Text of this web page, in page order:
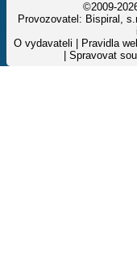
©2009-
Provozovatel: Bispiral,
O vydavateli
Pravidla
Spravovat